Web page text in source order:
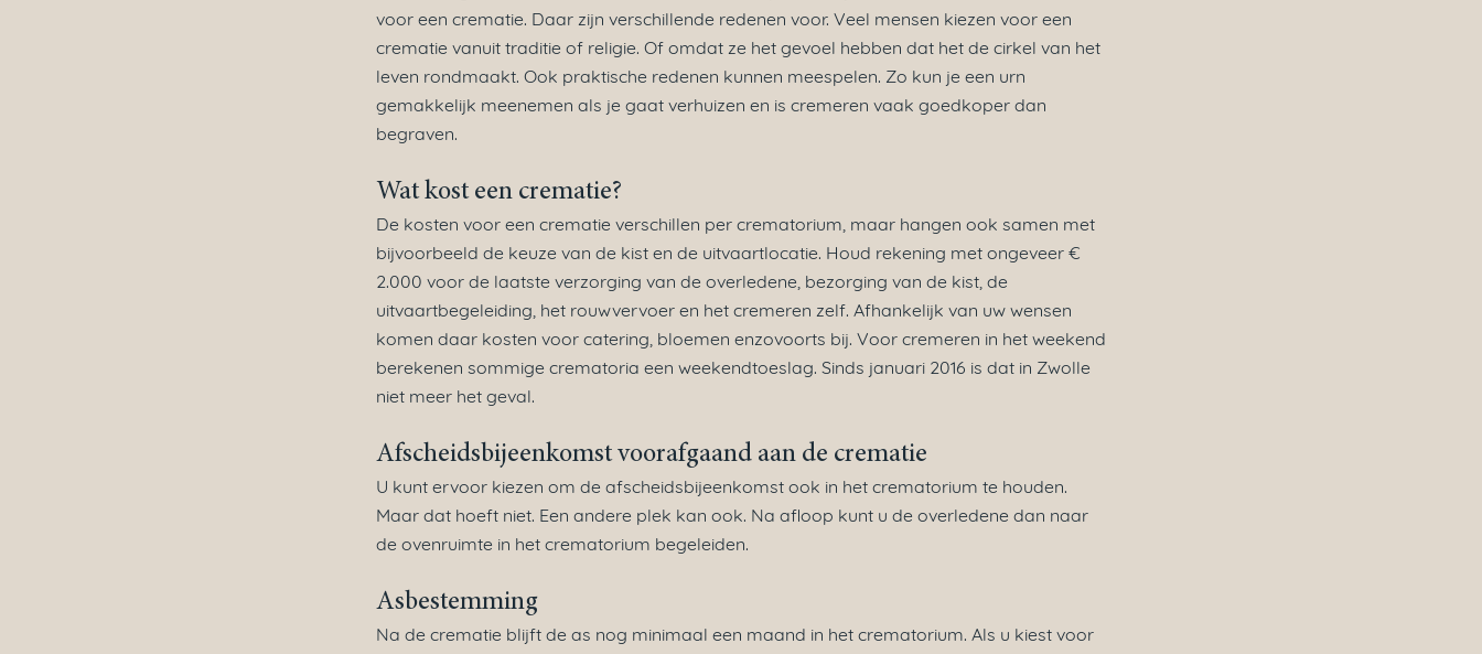
voor een crematie. Daar zijn verschillende redenen voor. Veel mensen kiezen voor een
crematie vanuit traditie of religie. Of omdat ze het gevoel hebben dat het de cirkel van het
leven rondmaakt. Ook praktische redenen kunnen meespelen. Zo kun je een urn
gemakkelijk meenemen als je gaat verhuizen en is cremeren vaak goedkoper dan
begraven.
Wat kost een crematie?
De kosten voor een crematie verschillen per crematorium, maar hangen ook samen met
bijvoorbeeld de keuze van de kist en de uitvaartlocatie. Houd rekening met ongeveer €
2.000 voor de laatste verzorging van de overledene, bezorging van de kist, de
uitvaartbegeleiding, het rouwvervoer en het cremeren zelf. Afhankelijk van uw wensen
komen daar kosten voor catering, bloemen enzovoorts bij. Voor cremeren in het weekend
berekenen sommige crematoria een weekendtoeslag. Sinds januari 2016 is dat in Zwolle
niet meer het geval.
Afscheidsbijeenkomst voorafgaand aan de crematie
U kunt ervoor kiezen om de afscheidsbijeenkomst ook in het crematorium te houden.
Maar dat hoeft niet. Een andere plek kan ook. Na afloop kunt u de overledene dan naar
de ovenruimte in het crematorium begeleiden.
Asbestemming
Na de crematie blijft de as nog minimaal een maand in het crematorium. Als u kiest voor